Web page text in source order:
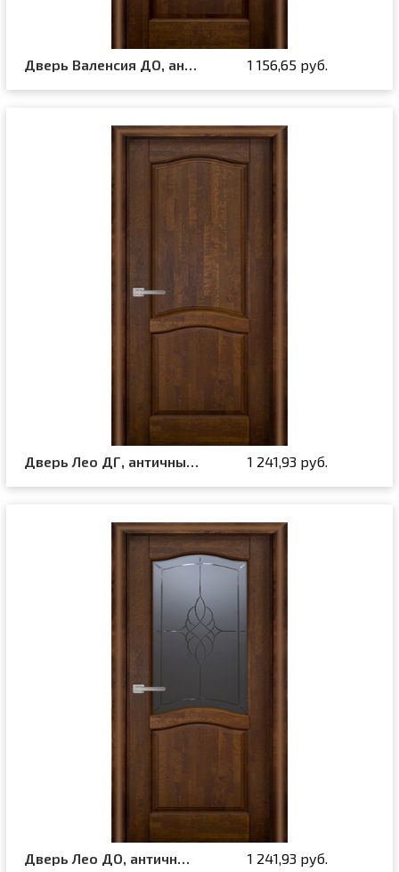
Дверь Валенсия ДО, античный орех 1 156,65 руб.
Дверь Лео ДГ, античный орех 1 241,93 руб.
Дверь Лео ДО, античный орех 1 241,93 руб.